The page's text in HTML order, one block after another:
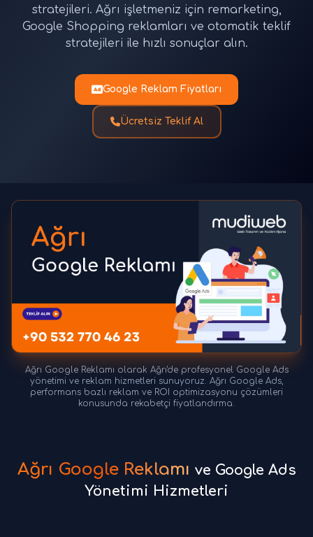
stratejileri. Ağrı işletmeniz için remarketing,
Google Shopping reklamları ve otomatik teklif
stratejileri ile hızlı sonuçlar alın.
Google Reklam Fiyatları
Ücretsiz Teklif Al
Ağrı Google Reklamı olarak Ağrı'de profesyonel Google Ads
yönetimi ve reklam hizmetleri sunuyoruz. Ağrı Google Ads,
performans bazlı reklam ve ROI optimizasyonu çözümleri
konusunda rekabetçi fiyatlandırma.
Ağrı Google Reklamı ve Google Ads
Yönetimi Hizmetleri